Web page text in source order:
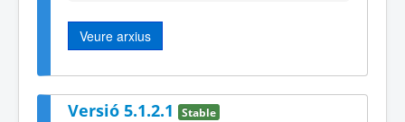
Veure arxius
Versió 5.1.2.1 Stable